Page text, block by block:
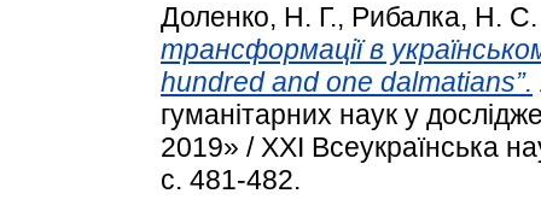
Доленко, Н. Г., Рибалка, Н. С.
трансформації в
hundred and one dalmatians”.
гуманітарних наук у
2019» / XXI Всеукраїнська
с. 481-482.